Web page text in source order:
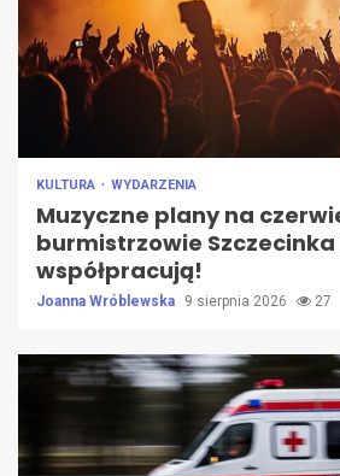
KULTURA WYDARZENIA
Muzyczne plany na
burmistrzowie
współpracują!
Joanna Wróblewska 9 sierpnia 2026 27